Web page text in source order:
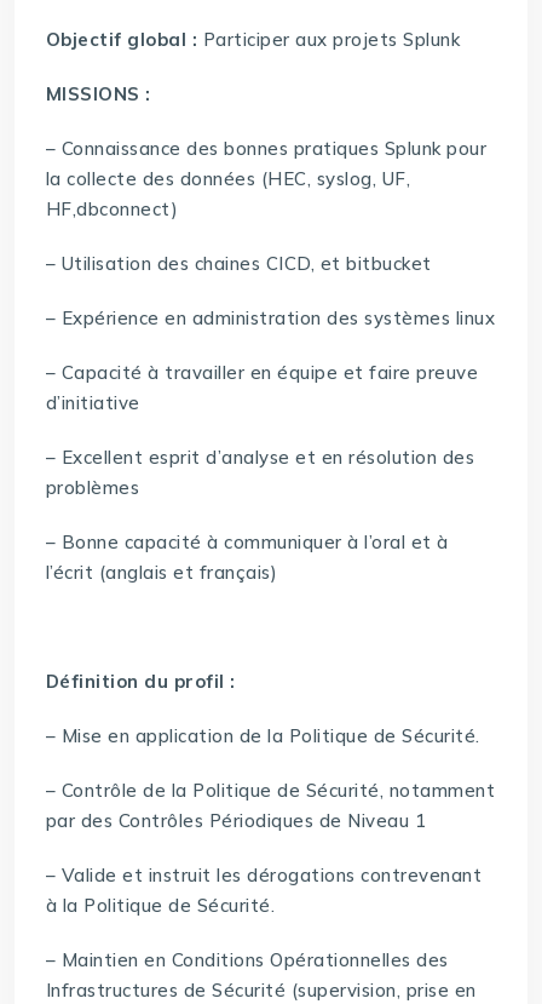
Objectif global : Participer aux projets Splunk
MISSIONS :
– Connaissance des bonnes pratiques Splunk pour
la collecte des données (HEC, syslog, UF,
HF,dbconnect)
– Utilisation des chaines CICD, et bitbucket
– Expérience en administration des systèmes linux
– Capacité à travailler en équipe et faire preuve
d’initiative
– Excellent esprit d’analyse et en résolution des
problèmes
– Bonne capacité à communiquer à l’oral et à
l’écrit (anglais et français)
Définition du profil :
– Mise en application de la Politique de Sécurité.
– Contrôle de la Politique de Sécurité, notamment
par des Contrôles Périodiques de Niveau 1
– Valide et instruit les dérogations contrevenant
à la Politique de Sécurité.
– Maintien en Conditions Opérationnelles des
Infrastructures de Sécurité (supervision, prise en